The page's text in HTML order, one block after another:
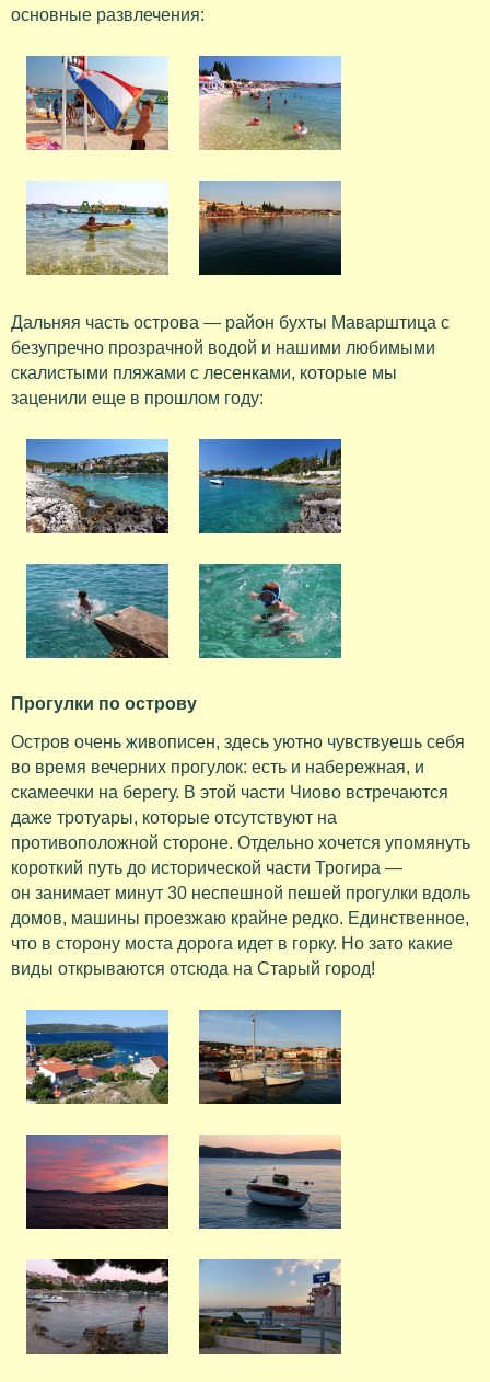
основные развлечения:
Дальняя часть острова — район бухты Маварштица с
безупречно прозрачной водой и нашими любимыми
скалистыми пляжами с лесенками, которые мы
заценили еще в прошлом году:
Прогулки по острову
Остров очень живописен, здесь уютно чувствуешь себя
во время вечерних прогулок: есть и набережная, и
скамеечки на берегу. В этой части Чиово встречаются
даже тротуары, которые отсутствуют на
противоположной стороне. Отдельно хочется упомянуть
короткий путь до исторической части Трогира —
он занимает минут 30 неспешной пешей прогулки вдоль
домов, машины проезжаю крайне редко. Единственное,
что в сторону моста дорога идет в горку. Но зато какие
виды открываются отсюда на Старый город!